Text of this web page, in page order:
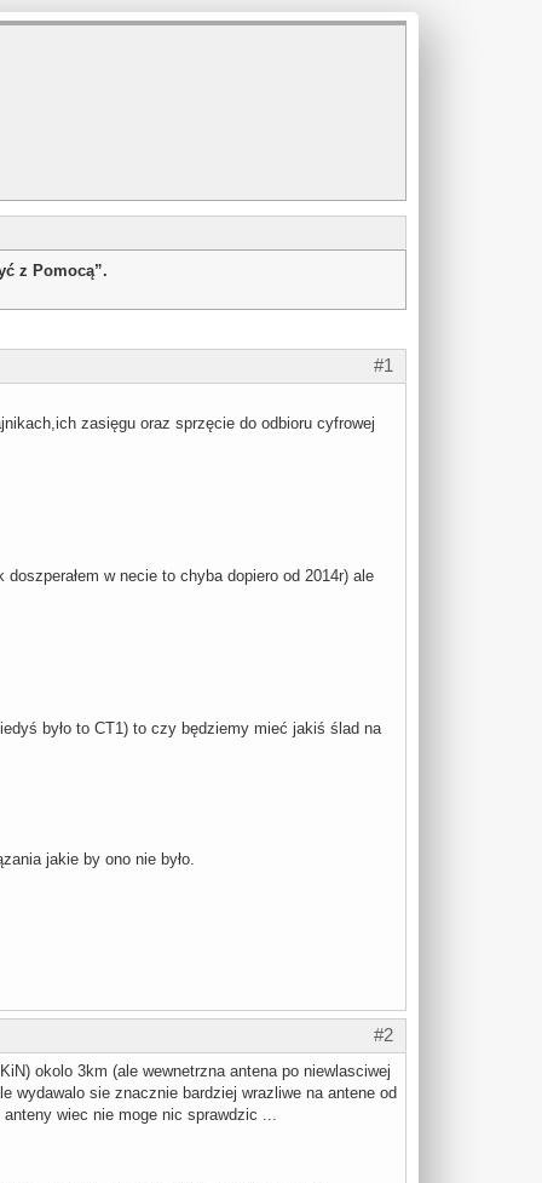
z Pomocą”.
#1
zasięgu oraz sprzęcie do odbioru cyfrowej
w necie to chyba dopiero od 2014r) ale
było to CT1) to czy będziemy mieć jakiś ślad na
jakie by ono nie było.
#2
okolo 3km (ale wewnetrzna antena po niewlasciwej
wydawalo sie znacznie bardziej wrazliwe na antene od
wiec nie moge nic sprawdzic ...